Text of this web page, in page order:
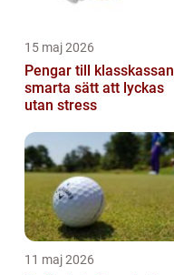
15 maj 2026
Pengar till klasskassan
smarta sätt att lyckas
utan stress
11 maj 2026